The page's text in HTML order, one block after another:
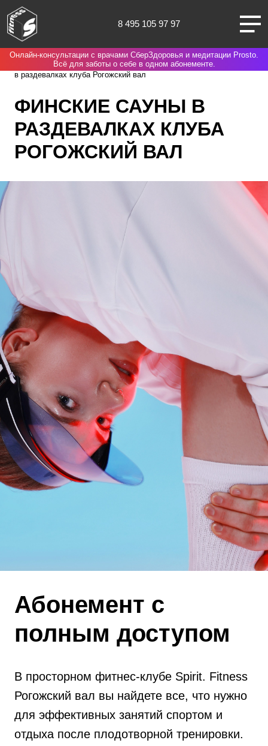
8 495 105 97 97
Москва
О НАС
ЧЛЕНАМ КЛУБА
НОВОСТИ
Онлайн-консультации с врачами СберЗдоровья и медитации Prosto.
Всё для заботы о себе в одном абонементе.
Spirit. Fitness Нас выбирают потому что
Финские сауны
в раздевалках клуба Рогожский вал
ФИНСКИЕ САУНЫ В
РАЗДЕВАЛКАХ КЛУБА
РОГОЖСКИЙ ВАЛ
Абонемент с
полным доступом
В просторном фитнес-клубе Spirit. Fitness
Рогожский вал вы найдете все, что нужно
для эффективных занятий спортом и
отдыха после плодотворной тренировки.